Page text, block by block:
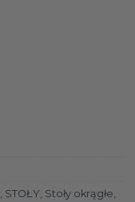
STOŁY Stoły okrągłe